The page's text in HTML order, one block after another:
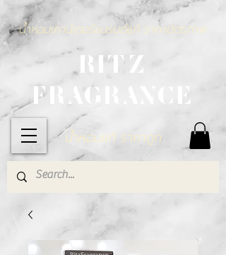
RITZ
FRAGRANCE
น้ำหอมแท้ ราคาถูก
น้ำหอมเคาน์เตอร์แบรนด์แท้ ราคามิตรภาพ